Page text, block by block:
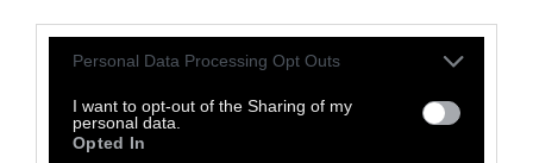
Personal Data Processing Opt Outs
I want to opt-out of the Sharing of my
personal data.
Opted In
βιβλίων που πρόκειται να διαβαστούν σε
δημιουργηθεί η ανάγκη να διαβαστούν.
Συμβαίνει συχνά το μάτι μας να πέσει πάνω